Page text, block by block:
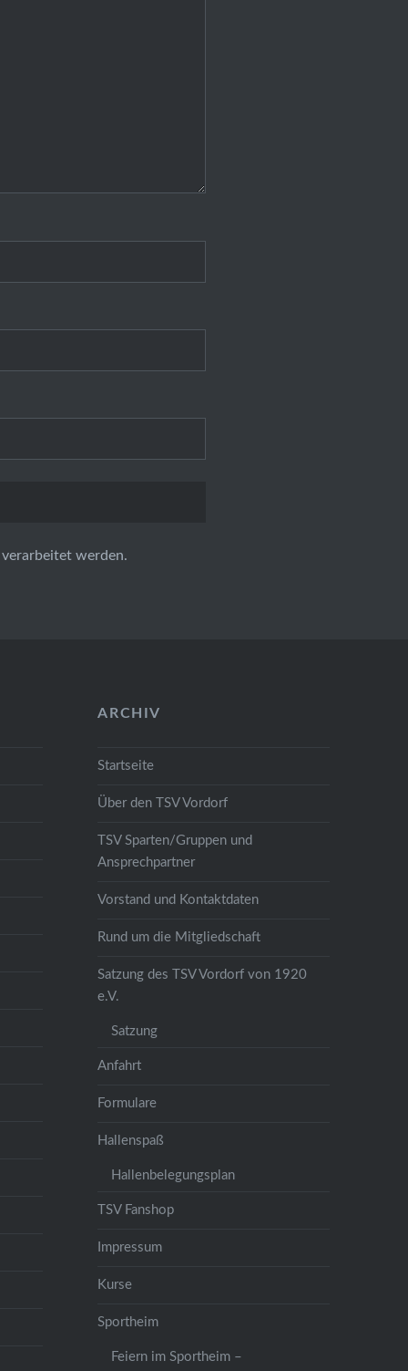
werden.
ARCHIV
Startseite
Über den TSV Vordorf
TSV Sparten/Gruppen und
Ansprechpartner
Vorstand und Kontaktdaten
Rund um die Mitgliedschaft
Satzung des TSV Vordorf von 1920
e.V.
Satzung
Anfahrt
Formulare
Hallenspaß
Hallenbelegungsplan
TSV Fanshop
Impressum
Kurse
Sportheim
Feiern im Sportheim –